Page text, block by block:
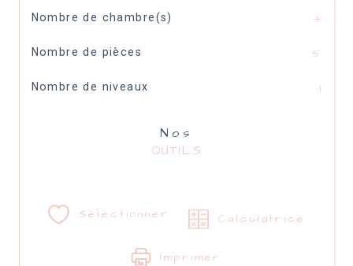
Nombre de chambre(s) 4
Nombre de pièces 5
Nombre de niveaux 1
Nos
OUTILS
Sélectionner Calculatrice
Imprimer